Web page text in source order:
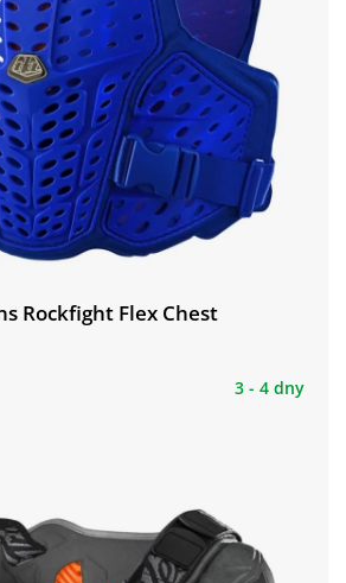
Rockfight Flex Chest
3 - 4 dny